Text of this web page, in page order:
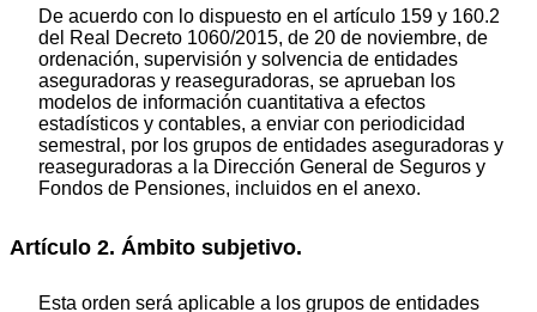
De acuerdo con lo dispuesto en el artículo 159 y 160.2
del Real Decreto 1060/2015, de 20 de noviembre, de
ordenación, supervisión y solvencia de entidades
aseguradoras y reaseguradoras, se aprueban los
modelos de información cuantitativa a efectos
estadísticos y contables, a enviar con periodicidad
semestral, por los grupos de entidades aseguradoras y
reaseguradoras a la Dirección General de Seguros y
Fondos de Pensiones, incluidos en el anexo.
Artículo 2. Ámbito subjetivo.
Esta orden será aplicable a los grupos de entidades